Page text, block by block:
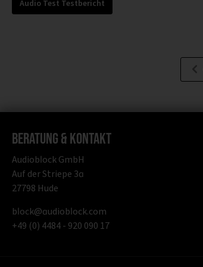
Audio Test Testbericht
Beratung & Kontakt
Audioblock GmbH
Auf der Striepe 3a
27798 Hude
block@audioblock.com
+49 (0) 4484 - 920 090 17